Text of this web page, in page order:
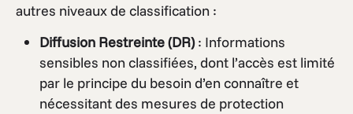
autres niveaux de classification :
Diffusion Restreinte (DR): Informations
sensibles non classifiées, dont l’accès est limité
par le principe du besoin d’en connaître et
nécessitant des mesures de protection